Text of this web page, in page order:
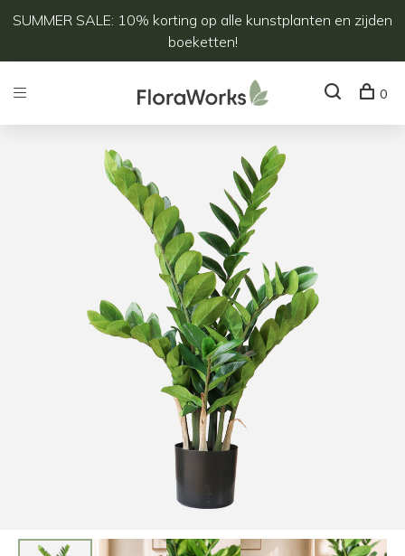
SUMMER SALE: 10% korting op alle kunstplanten en zijden
boeketten!
0